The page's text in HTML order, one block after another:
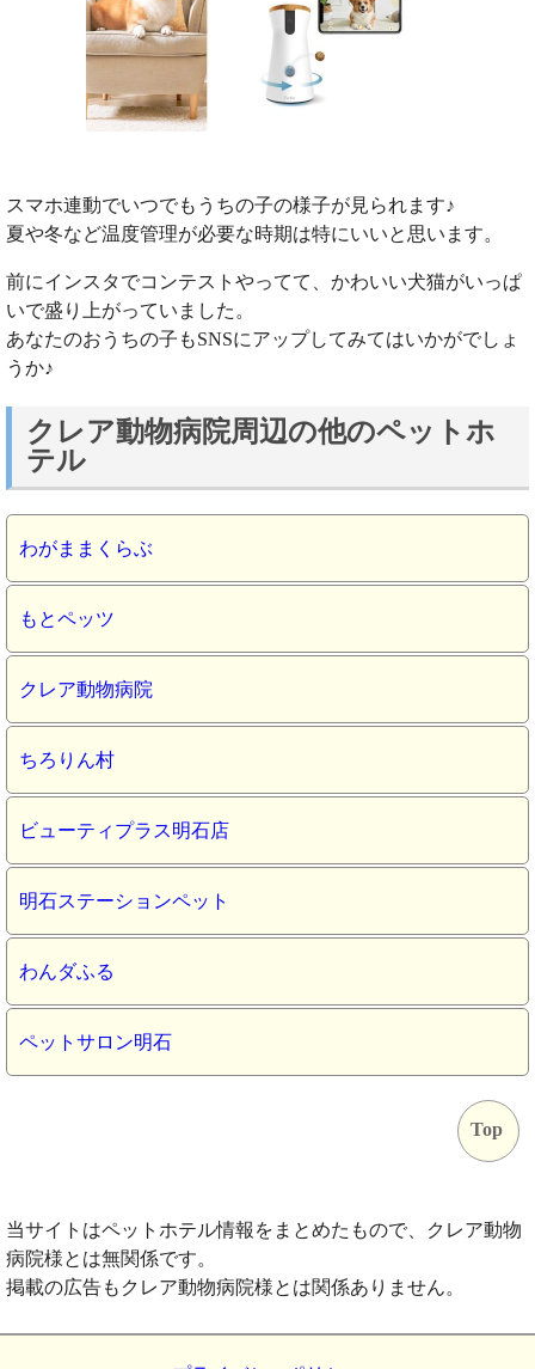
スマホ連動でいつでもうちの子の様子が見られます♪
夏や冬など温度管理が必要な時期は特にいいと思います。
前にインスタでコンテストやってて、かわいい犬猫がいっぱ
いで盛り上がっていました。
あなたのおうちの子もSNSにアップしてみてはいかがでしょ
うか♪
クレア動物病院周辺の他のペットホ
テル
わがままくらぶ
もとペッツ
クレア動物病院
ちろりん村
ビューティプラス明石店
明石ステーションペット
わんダふる
ペットサロン明石
Top
当サイトはペットホテル情報をまとめたもので、クレア動物
病院様とは無関係です。
掲載の広告もクレア動物病院様とは関係ありません。